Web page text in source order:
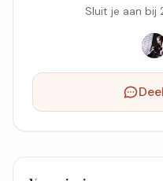
Sluit je aan bij